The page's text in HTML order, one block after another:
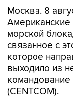
Москва. 8
морской
связанное с
которое
выходило из
(CENTCOM).